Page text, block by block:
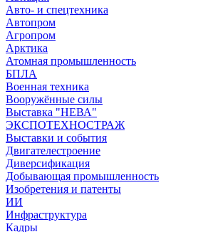
Авто- и спецтехника
Автопром
Агропром
Арктика
Атомная промышленность
БПЛА
Военная техника
Вооружённые силы
Выставка "НЕВА"
ЭКСПОТЕХНОСТРАЖ
Выставки и события
Двигателестроение
Диверсификация
Добывающая промышленность
Изобретения и патенты
ИИ
Инфраструктура
Кадры